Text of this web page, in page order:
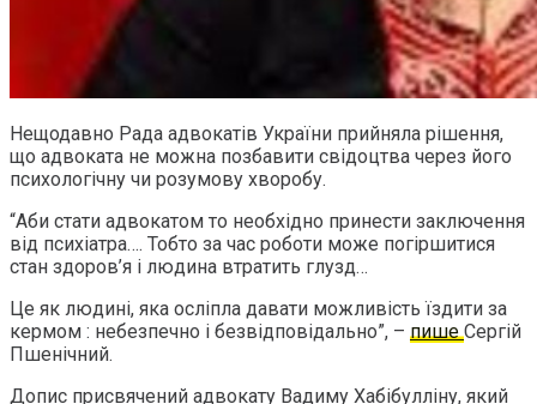
Нещодавно Рада адвокатів України прийняла рішення,
що адвоката не можна позбавити свідоцтва через його
психологічну чи розумову хворобу.
“Аби стати адвокатом то необхідно принести заключення
від психіатра…. Тобто за час роботи може погіршитися
стан здоров’я і людина втратить глузд…
Це як людині, яка осліпла давати можливість їздити за
кермом : небезпечно і безвідповідально”, – пишеСергій
Пшенічний.
Допис присвячений адвокату Вадиму Хабібулліну, який